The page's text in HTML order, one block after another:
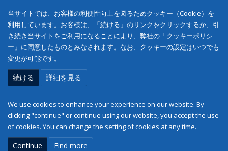
当サイトでは、お客様の利便性向上を図るためクッキー（Cookie）を
利用しています。お客様は、「続ける」のリンクをクリックするか、引
き続き当サイトをご利用になることにより、弊社の「クッキーポリシ
ー」に同意したものとみなされます。なお、クッキーの設定はいつでも
変更が可能です。
続ける 詳細を見る
We use cookies to enhance your experience on our website. By
clicking "continue" or continue using our website, you accept the use
of cookies. You can change the setting of cookies at any time.
Continue Find more